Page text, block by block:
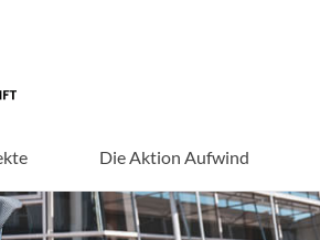
Die Aktion Aufwind